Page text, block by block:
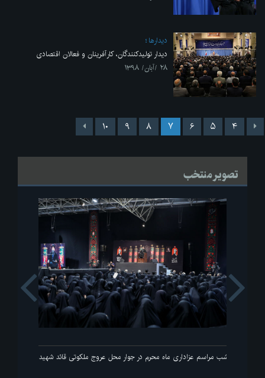
ديدارها
دیدار تولیدکنندگان، کارآفرینان و فعالان اقتصادی
۲۸ /آبان/ ۱۳۹۸
۴ ۵ ۶ ۷ ۸ ۹ ۱۰
تصویر منتخب
اولین شب مراسم عزاداری ماه محرم در جوار محل عروج ملکوتی قائد شهید انقلاب
Next